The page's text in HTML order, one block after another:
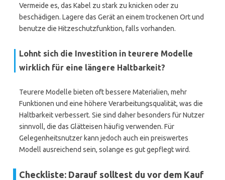
Vermeide es, das Kabel zu stark zu knicken oder zu
beschädigen. Lagere das Gerät an einem trockenen Ort und
benutze die Hitzeschutzfunktion, falls vorhanden.
Lohnt sich die Investition in teurere Modelle
wirklich für eine längere Haltbarkeit?
Teurere Modelle bieten oft bessere Materialien, mehr
Funktionen und eine höhere Verarbeitungsqualität, was die
Haltbarkeit verbessert. Sie sind daher besonders für Nutzer
sinnvoll, die das Glätteisen häufig verwenden. Für
Gelegenheitsnutzer kann jedoch auch ein preiswertes
Modell ausreichend sein, solange es gut gepflegt wird.
Checkliste: Darauf solltest du vor dem Kauf